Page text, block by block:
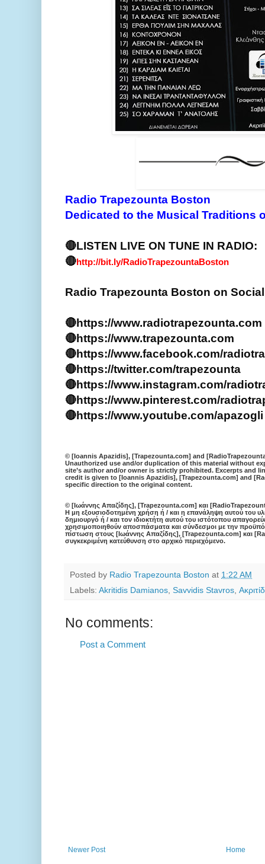
Radio Trapezounta Boston
Dedicated to the Musical Traditions
🔴LISTEN LIVE ON TUNE IN RADIO:
🔴http://bit.ly/RadioTrapezountaBoston
Radio Trapezounta Boston on
🔴https://www.radiotrapezounta.com
🔴https://www.trapezounta.com
🔴https://www.facebook.com/
🔴https://twitter.com/trapezounta
🔴https://www.instagram.com/
🔴https://www.pinterest.com/
🔴https://www.youtube.com/apazogli
© [Ioannis Apazidis], [Trapezounta.com] and
Unauthorized use and/or duplication of this material without
site’s author and/or owner is strictly prohibited. Excerpts and
credit is given to [Ioannis Apazidis], [Trapezounta.com] and
specific direction to the original content.
© [Ιωάννης Απαζίδης], [Trapezounta.com] και
Η μη εξουσιοδοτημένη χρήση ή / και η επανάληψη αυτού του
δημιουργό ή / και τον ιδιοκτήτη αυτού του ιστότοπου
χρησιμοποιηθούν αποσπάσματα και σύνδεσμοι με την
πίστωση στους [Ιωάννης Απαζίδης], [Trapezounta.com] και
συγκεκριμένη κατεύθυνση στο αρχικό περιεχόμενο.
Posted by Radio Trapezounta Boston at 1:22 AM
Labels: Akritidis Damianos, Savvidis Stavros,
No comments:
Post a Comment
Newer Post Home